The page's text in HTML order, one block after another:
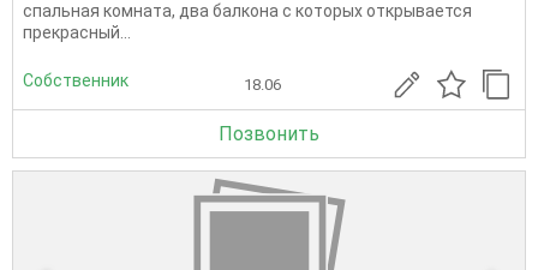
спальная комната, два балкона с которых открывается
прекрасный...
Собственник 18.06
Позвонить